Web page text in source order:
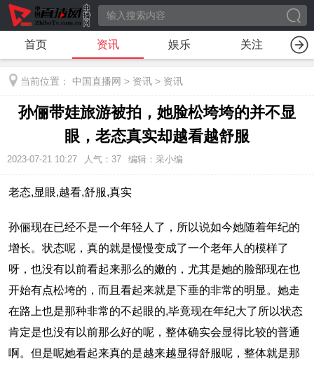
首页 资讯 娱乐 关注
当前位置： 中国直播网 > 资讯 > 资讯
孙俪带娃旅游被拍，她脸松垮垮的并不显
眼，老态真实却越看越舒服
2023-07-21 10:27 人气： 37 编辑：采小编
老态,显眼,越看,舒服,真实
孙俪现在已经不是一个年轻人了，所以说如今她随着年纪的
增长。状态呢，真的就是慢慢变成了一个老年人的模样了
呀，也没有以前看起来那么的嫩的，尤其是她的脸部现在也
开始有点松垮的，而且看起来就是下垂的非常的明显。她走
在路上也是那种非常的不起眼的,毕竟现在年纪大了所以状态
肯定是也没有以前那么好的呢，整体确实会显得比较的普通
啊。但是呢她看起来真的是越来越显得舒服呢，整体就是那